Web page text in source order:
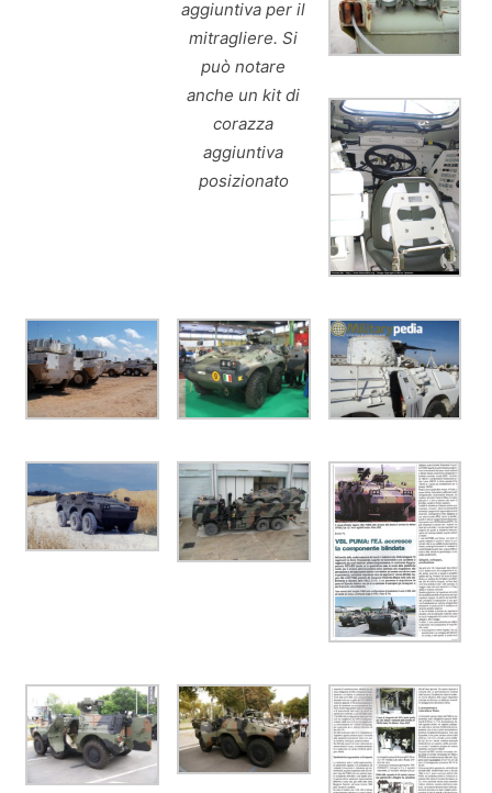
aggiuntiva per il
mitragliere. Si
può notare
anche un kit di
corazza
aggiuntiva
posizionato